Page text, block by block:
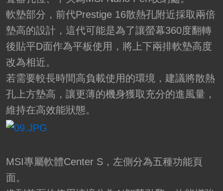
軟墊部分，前代Prestige 16散熱孔附近採取兩倍
墊高的設計，這代可能是為了讓螢幕360度翻轉
後貼平D面作為平板使用，將上下兩排軟墊高度
改為相近。
若需要較長時間高負載使用的環境，建議將散熱
孔上方墊高，讓更薄的機身獲取充分的進風量，
維持在高效能狀態。
MSI專屬軟體Center S，左側分為五種功能頁
面。